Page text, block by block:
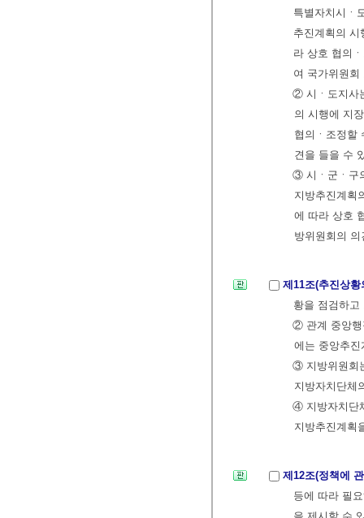
특별자치시ㆍ
추진계획의
라 상호 협의
여 국가위원
② 시ㆍ도지사
의 시행에 지
협의ㆍ조정할
견을 들을 수
③ 시ㆍ군ㆍ구
지방추진계획
에 따라 상호
방위원회의
제11조(추진상
황을 점검하
② 관계 중앙행
에는 중앙추
③ 지방위원회
지방자치단체
④ 지방자치단
지방추진계획
제12조(정책에
등에 따라 필